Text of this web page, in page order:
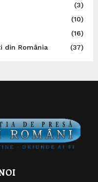
(3)
(10)
(16)
din România
(37)